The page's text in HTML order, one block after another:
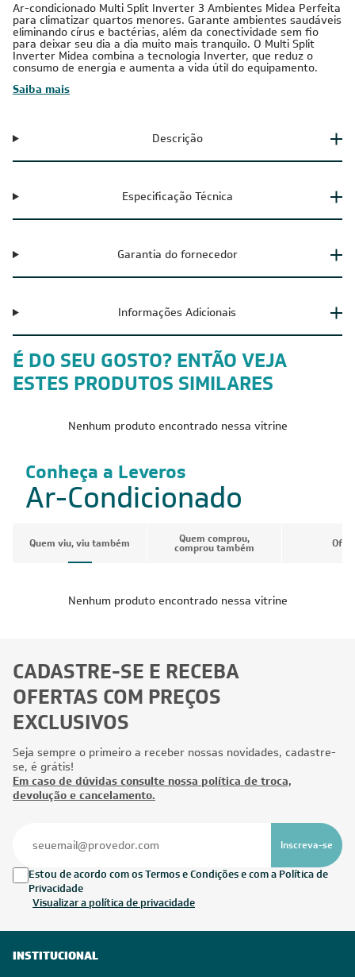
Ar-condicionado Multi Split Inverter 3 Ambientes Midea Perfeita
para climatizar quartos menores. Garante ambientes saudáveis
eliminando círus e bactérias, além da conectividade sem fio
para deixar seu dia a dia muito mais tranquilo. O Multi Split
Inverter Midea combina a tecnologia Inverter, que reduz o
consumo de energia e aumenta a vida útil do equipamento.
Saiba mais
Descrição
Especificação Técnica
Garantia do fornecedor
Informações Adicionais
É DO SEU GOSTO? ENTÃO VEJA
ESTES PRODUTOS SIMILARES
Nenhum produto encontrado nessa vitrine
Conheça a Leveros
Ar-Condicionado
Quem viu, viu também Quem comprou,
comprou também
Nenhum produto encontrado nessa vitrine
CADASTRE-SE E RECEBA
OFERTAS COM PREÇOS
EXCLUSIVOS
Seja sempre o primeiro a receber nossas novidades, cadastre-
se, é grátis!
Em caso de dúvidas consulte nossa política de troca,
devolução e cancelamento.
Inscreva-se
Estou de acordo com os Termos e Condições e com a Política de
Privacidade
Visualizar a política de privacidade
INSTITUCIONAL